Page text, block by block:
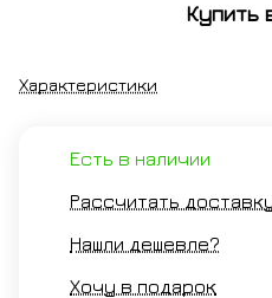
Купить
Характеристики
Есть в наличии
Рассчитать
Нашли дешевле?
Хочу в подарок